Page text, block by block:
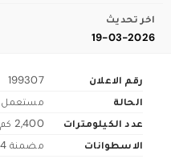
اخر تحديث
19-03-2026
رقم الاعلان
199307
الحالة
مستعمل
عدد الكيلومترات
2,400 كم
الاسطوانات
مضمنة 4 اسطوانات